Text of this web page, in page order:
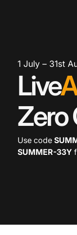
1 July – 31st
Live
Zero
Use code
SUMMER-33Y